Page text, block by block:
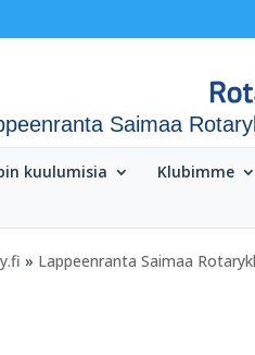
Saimaa
kuulumisia Klubimme
» Lappeenranta Saimaa